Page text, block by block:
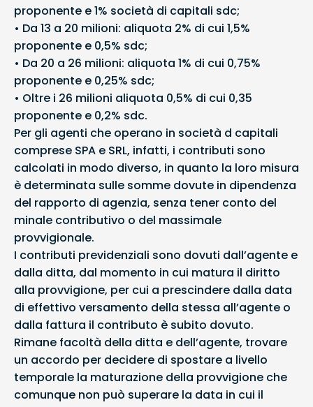
proponente e 1% società di capitali sdc;
• Da 13 a 20 milioni: aliquota 2% di cui 1,5%
proponente e 0,5% sdc;
• Da 20 a 26 milioni: aliquota 1% di cui 0,75%
proponente e 0,25% sdc;
• Oltre i 26 milioni aliquota 0,5% di cui 0,35
proponente e 0,2% sdc.
Per gli agenti che operano in società d capitali
comprese SPA e SRL, infatti, i contributi sono
calcolati in modo diverso, in quanto la loro misura
è determinata sulle somme dovute in dipendenza
del rapporto di agenzia, senza tener conto del
minale contributivo o del massimale
provvigionale.
I contributi previdenziali sono dovuti dall’agente e
dalla ditta, dal momento in cui matura il diritto
alla provvigione, per cui a prescindere dalla data
di effettivo versamento della stessa all’agente o
dalla fattura il contributo è subito dovuto.
Rimane facoltà della ditta e dell’agente, trovare
un accordo per decidere di spostare a livello
temporale la maturazione della provvigione che
comunque non può superare la data in cui il